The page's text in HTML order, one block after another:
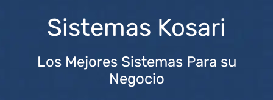
Sistemas Kosari
Los Mejores Sistemas Para su
Negocio